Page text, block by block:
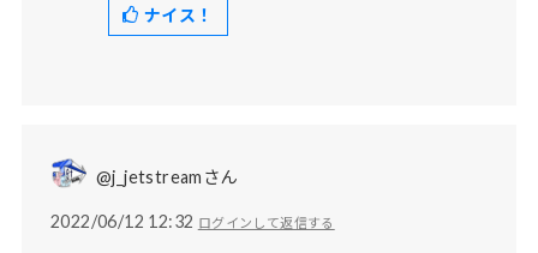
ナイス！
@j_jetstreamさん
2022/06/12 12:32 ログインして返信する